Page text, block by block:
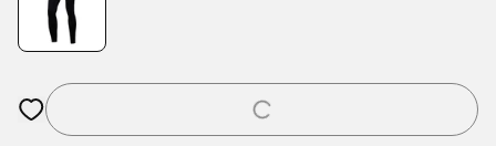
Åbner en Modal til at logge ind eller tilmelde dig som medlem